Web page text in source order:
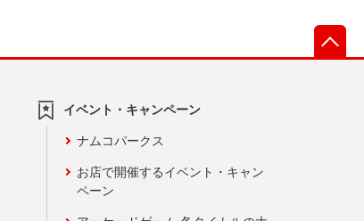
イベント・キャンペーン
ナムコパークス
お店で開催するイベント・キャン
ペーン